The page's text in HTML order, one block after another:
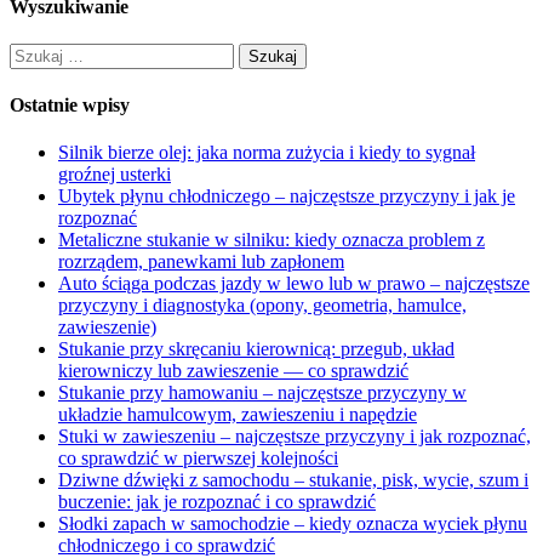
Wyszukiwanie
Szukaj:
Ostatnie wpisy
Silnik bierze olej: jaka norma zużycia i kiedy to sygnał
groźnej usterki
Ubytek płynu chłodniczego – najczęstsze przyczyny i jak je
rozpoznać
Metaliczne stukanie w silniku: kiedy oznacza problem z
rozrządem, panewkami lub zapłonem
Auto ściąga podczas jazdy w lewo lub w prawo – najczęstsze
przyczyny i diagnostyka (opony, geometria, hamulce,
zawieszenie)
Stukanie przy skręcaniu kierownicą: przegub, układ
kierowniczy lub zawieszenie — co sprawdzić
Stukanie przy hamowaniu – najczęstsze przyczyny w
układzie hamulcowym, zawieszeniu i napędzie
Stuki w zawieszeniu – najczęstsze przyczyny i jak rozpoznać,
co sprawdzić w pierwszej kolejności
Dziwne dźwięki z samochodu – stukanie, pisk, wycie, szum i
buczenie: jak je rozpoznać i co sprawdzić
Słodki zapach w samochodzie – kiedy oznacza wyciek płynu
chłodniczego i co sprawdzić